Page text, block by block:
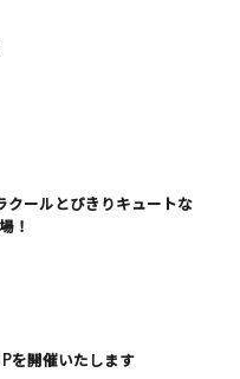
クールとびきりキュートな
！
を開催いたします